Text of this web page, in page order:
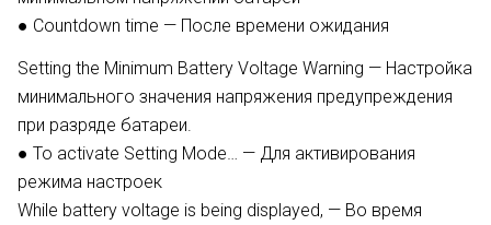
● Countdown time — После времени ожидания
Setting the Minimum Battery Voltage Warning — Настройка
минимального значения напряжения предупреждения
при разряде батареи.
● To activate Setting Mode… — Для активирования
режима настроек
While battery voltage is being displayed, — Во время